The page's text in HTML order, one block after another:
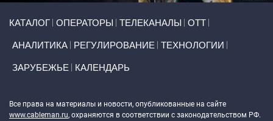
КАТАЛОГ ОПЕРАТОРЫ ТЕЛЕКАНАЛЫ ОТТ
АНАЛИТИКА РЕГУЛИРОВАНИЕ ТЕХНОЛОГИИ
ЗАРУБЕЖЬЕ КАЛЕНДАРЬ
Все права на материалы и новости, опубликованные на сайте
www.cableman.ru, охраняются в соответствии с законодательством РФ.